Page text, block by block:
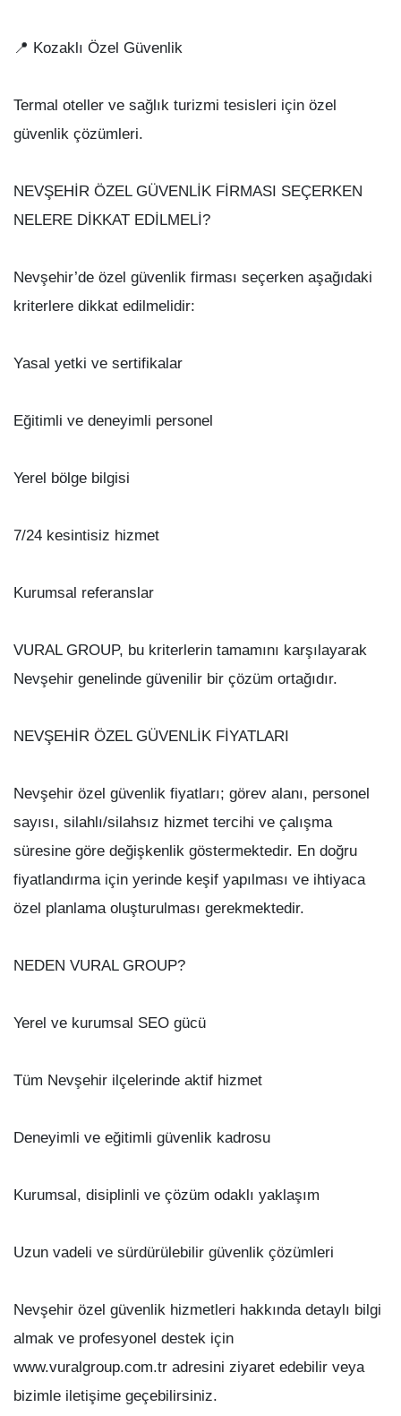
📍 Kozaklı Özel Güvenlik
Termal oteller ve sağlık turizmi tesisleri için özel
güvenlik çözümleri.
NEVŞEHİR ÖZEL GÜVENLİK FİRMASI SEÇERKEN
NELERE DİKKAT EDİLMELİ?
Nevşehir’de özel güvenlik firması seçerken aşağıdaki
kriterlere dikkat edilmelidir:
Yasal yetki ve sertifikalar
Eğitimli ve deneyimli personel
Yerel bölge bilgisi
7/24 kesintisiz hizmet
Kurumsal referanslar
VURAL GROUP, bu kriterlerin tamamını karşılayarak
Nevşehir genelinde güvenilir bir çözüm ortağıdır.
NEVŞEHİR ÖZEL GÜVENLİK FİYATLARI
Nevşehir özel güvenlik fiyatları; görev alanı, personel
sayısı, silahlı/silahsız hizmet tercihi ve çalışma
süresine göre değişkenlik göstermektedir. En doğru
fiyatlandırma için yerinde keşif yapılması ve ihtiyaca
özel planlama oluşturulması gerekmektedir.
NEDEN VURAL GROUP?
Yerel ve kurumsal SEO gücü
Tüm Nevşehir ilçelerinde aktif hizmet
Deneyimli ve eğitimli güvenlik kadrosu
Kurumsal, disiplinli ve çözüm odaklı yaklaşım
Uzun vadeli ve sürdürülebilir güvenlik çözümleri
Nevşehir özel güvenlik hizmetleri hakkında detaylı bilgi
almak ve profesyonel destek için
www.vuralgroup.com.tr adresini ziyaret edebilir veya
bizimle iletişime geçebilirsiniz.